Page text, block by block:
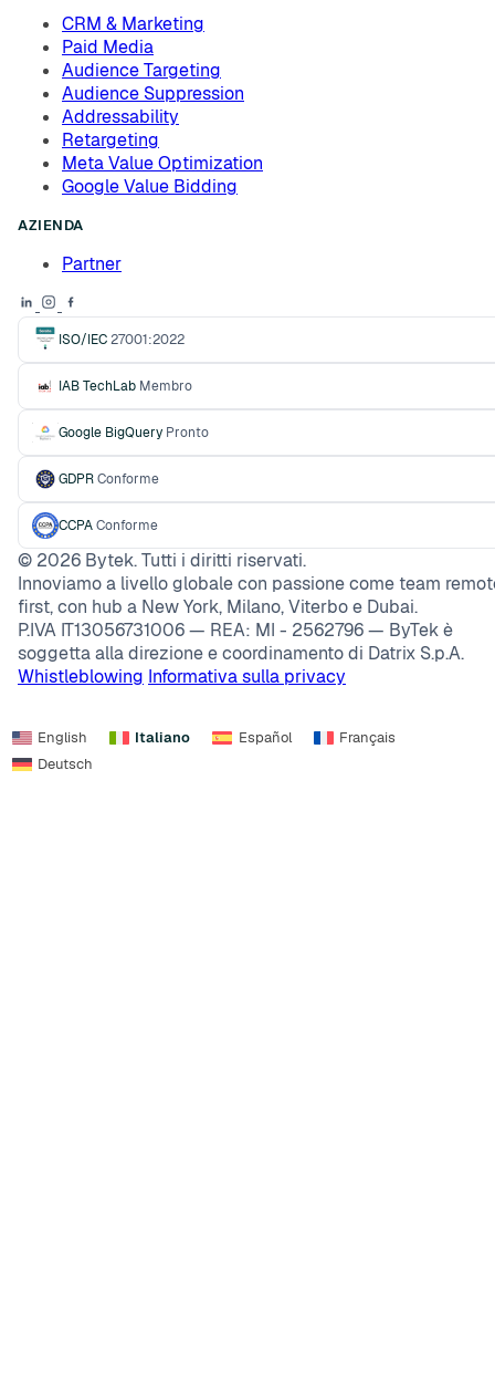
CRM & Marketing
Paid Media
Audience Targeting
Audience Suppression
Addressability
Retargeting
Meta Value Optimization
Google Value Bidding
AZIENDA
Partner
ISO/IEC27001:2022
IAB TechLab Membro
Google BigQuery Pronto
GDPRConforme
CCPAConforme
© 2026 Bytek. Tutti i diritti riservati.
Innoviamo a livello globale con passione come team
first, con hub a New York, Milano, Viterbo e Dubai.
P.IVA IT13056731006 — REA: MI - 2562796 — ByTek è
soggetta alla direzione e coordinamento di Datrix S.p.A.
Whistleblowing Informativa sulla privacy
English Italiano Español
Français
Deutsch